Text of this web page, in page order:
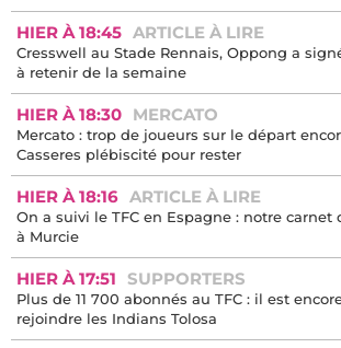
HIER À 18:45 ARTICLE À LIRE
Cresswell au Stade Rennais, Oppong a
à retenir de la semaine
HIER À 18:30 MERCATO
Mercato : trop de joueurs sur le départ
Casseres plébiscité pour rester
HIER À 18:16 ARTICLE À LIRE
On a suivi le TFC en Espagne : notre
à Murcie
HIER À 17:51 SUPPORTERS
Plus de 11 700 abonnés au TFC : il est
rejoindre les Indians Tolosa